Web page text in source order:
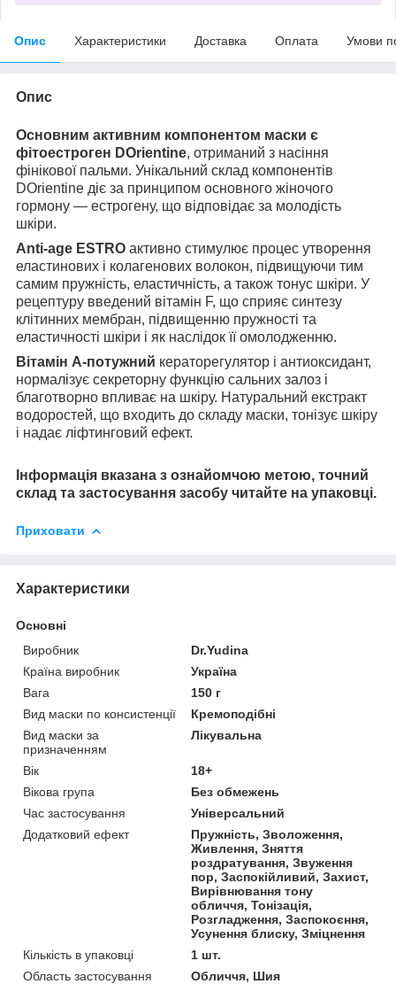
Опис Характеристики Доставка Оплата Умови
Опис
Основним активним компонентом маски є
фітоестроген DОrientine, отриманий з насіння
фінікової пальми. Унікальний склад компонентів
DОrientine діє за принципом основного жіночого
гормону — естрогену, що відповідає за молодість
шкіри.
Anti-age ESTRO активно стимулює процес утворення
еластинових і колагенових волокон, підвищуючи тим
самим пружність, еластичність, а також тонус шкіри. У
рецептуру введений вітамін F, що сприяє синтезу
клітинних мембран, підвищенню пружності та
еластичності шкіри і як наслідок її омолодженню.
Вітамін А-потужний кераторегулятор і антиоксидант,
нормалізує секреторну функцію сальних залоз і
благотворно впливає на шкіру. Натуральний екстракт
водоростей, що входить до складу маски, тонізує шкіру
і надає ліфтинговий ефект.
Інформація вказана з ознайомчою метою, точний
склад та застосування засобу читайте на упаковці.
Приховати
Характеристики
Основні
Виробник
Dr.Yudina
Країна виробник
Україна
Вага
150 г
Вид маски по консистенції
Кремоподібні
Вид маски за
призначенням
Лікувальна
Вік
18+
Вікова група
Без обмежень
Час застосування
Універсальний
Додатковий ефект
Пружність, Зволоження,
Живлення, Зняття
роздратування, Звуження
пор, Заспокійливий, Захист,
Вирівнювання тону
обличчя, Тонізація,
Розгладження, Заспокоєння,
Усунення блиску, Зміцнення
Кількість в упаковці
1 шт.
Область застосування
Обличчя, Шия